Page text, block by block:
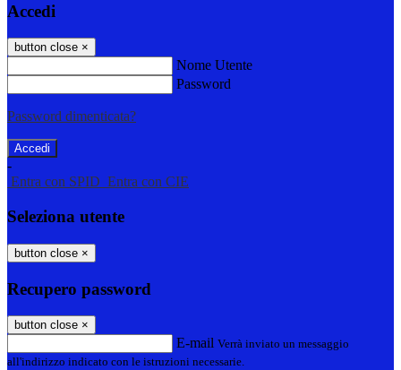
Accedi
button close ×
Nome Utente
Password
Password dimenticata?
-
Entra con SPID Entra con CIE
Seleziona utente
button close ×
Recupero password
button close ×
E-mail Verrà inviato un messaggio
all'indirizzo indicato con le istruzioni necessarie.